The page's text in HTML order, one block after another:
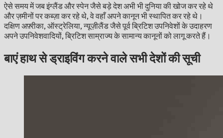
ऐसे समय में जब इंग्लैंड और स्पेन जैसे बड़े देश अभी भी दुनिया की खोज कर रहे थे
और ज़मीनों पर कब्ज़ा कर रहे थे, वे वहाँ अपने कानून भी स्थापित कर रहे थे।
दक्षिण अफ़्रीका, ऑस्ट्रेलिया, न्यूज़ीलैंड जैसे पूर्व ब्रिटिश उपनिवेशों के उदाहरण
अपने उपनिवेशवादियों, ब्रिटिश साम्राज्य के सामान्य कानूनों को लागू करते हैं।
बाएं हाथ से ड्राइविंग करने वाले सभी देशों की सूची